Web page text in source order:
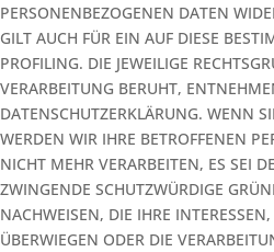
PERSONENBEZOGENEN DATEN
GILT AUCH FÜR EIN AUF DIESE
PROFILING. DIE JEWEILIGE
VERARBEITUNG BERUHT,
DATENSCHUTZERKLÄRUNG. WENN
WERDEN WIR IHRE BETROFFENEN
NICHT MEHR VERARBEITEN, ES SEI
ZWINGENDE SCHUTZWÜRDIGE
NACHWEISEN, DIE IHRE
ÜBERWIEGEN ODER DIE